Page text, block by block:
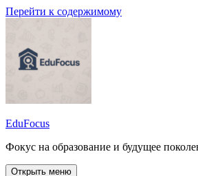
Перейти к содержимому
EduFocus
Фокус на образование и будущее
Открыть меню